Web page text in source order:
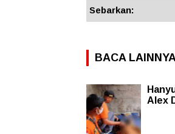
Sebarkan:
BACA LAINNYA
Alex